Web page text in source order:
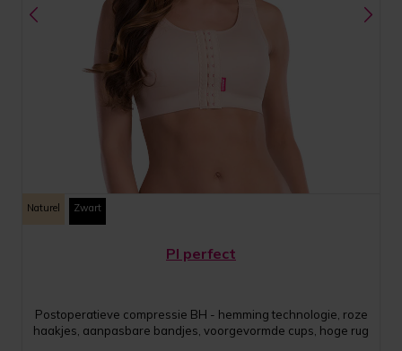
Naturel Zwart
PI perfect
Postoperatieve compressie BH - hemming technologie, roze
haakjes, aanpasbare bandjes, voorgevormde cups, hoge rug